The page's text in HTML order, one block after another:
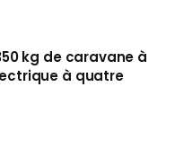
kg de caravane à
à quatre